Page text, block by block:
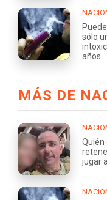
sólo
años
MÁS DE
Quién
jugar